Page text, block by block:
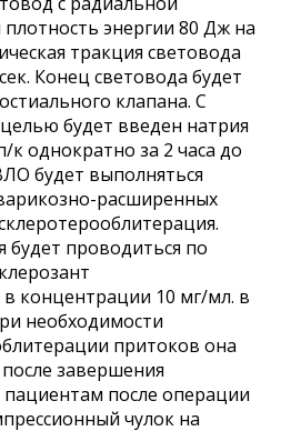
энергии 80 Дж на
тракция световода
Конец световода будет
клапана. С
будет введен натрия
к однократно за 2 часа до
будет выполняться
расширенных
будет проводиться по
концентрации 10 мг/мл. в
необходимости
притоков она
завершения
пациентам после операции
чулок на